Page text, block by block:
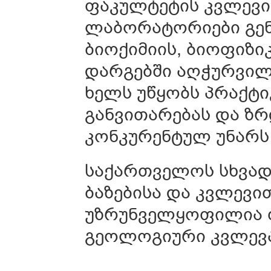
ფაკულტეტის
ლაბორატორიები
ბიოქიმიის,
დარგებში
ხელს უწყობს
განვითარებას და
კონკურენტულ უნარს
საქართველოს
ბაზებისა და
უზრუნველყოფილია
გეოლოგიური